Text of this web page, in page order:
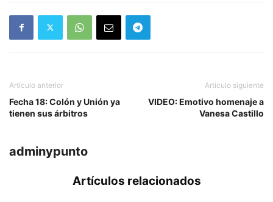
Artículo anterior
Fecha 18: Colón y Unión ya
tienen sus árbitros
Artículo siguiente
VIDEO: Emotivo homenaje a
Vanesa Castillo
adminypunto
Artículos relacionados